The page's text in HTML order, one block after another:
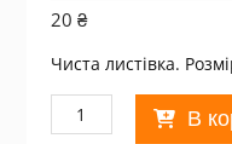
20 ₴
Чиста листівка.
Количество
товара
В